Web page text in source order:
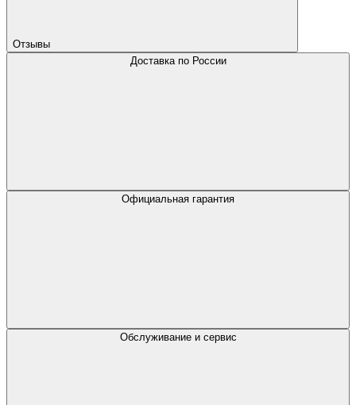
Отзывы
Доставка по России
Официальная гарантия
Обслуживание и сервис